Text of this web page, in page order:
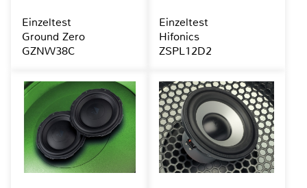
Einzeltest
Ground Zero
GZNW38C
Einzeltest
Hifonics
ZSPL12D2